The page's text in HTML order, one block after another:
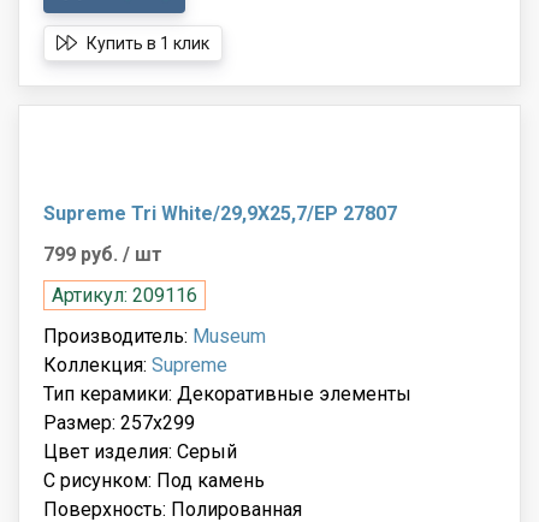
Купить в 1 клик
Supreme Tri White/29,9X25,7/EP 27807
799 руб. / шт
Артикул: 209116
Производитель: Museum
Коллекция: Supreme
Тип керамики: Декоративные элементы
Размер: 257x299
Цвет изделия: Серый
С рисунком: Под камень
Поверхность: Полированная